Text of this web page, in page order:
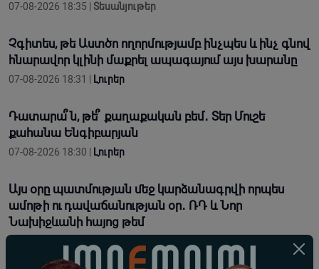
07-08-2026 18:35 | Տեսանյութեր
Չգիտես, թե Աստծո ողորմությամբ ինչպես և ինչ գնով
հնարավոր կլինի մաքրել ապագայում այս խարանը
07-08-2026 18:31 | Լուրեր
Դատարա՞ն, թե՞ քաղաքական բեմ․ Տեր Մուշե
քահանա Ենգիբարյան
07-08-2026 18:30 | Լուրեր
Այս օրը պատմության մեջ կարձանագրվի որպես
ամոթի ու դավաճանության օր․ ՌԴ և Նոր
Նախիջևանի հայոց թեմ